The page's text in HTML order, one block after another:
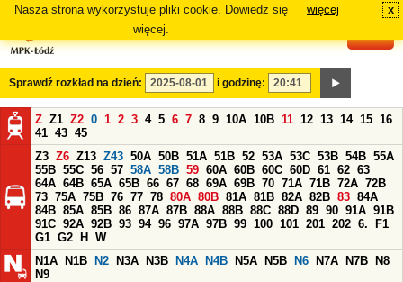
Nasza strona wykorzystuje pliki cookie. Dowiedz się
więcej.
więcej x
Sprawdź rozkład na dzień: i godzinę:
Z Z1 Z2 0 1 2 3 4 5 6 7 8 9 10A 10B 11 12 13 14 15 16
41 43 45
Z3 Z6 Z13 Z43 50A 50B 51A 51B 52 53A 53C 53B 54B 55A
55B 55C 56 57 58A 58B 59 60A 60B 60C 60D 61 62 63
64A 64B 65A 65B 66 67 68 69A 69B 70 71A 71B 72A 72B
73 75A 75B 76 77 78 80A 80B 81A 81B 82A 82B 83 84A
84B 85A 85B 86 87A 87B 88A 88B 88C 88D 89 90 91A 91B
91C 92A 92B 93 94 96 97A 97B 99 100 101 201 202 6.
F1
G1 G2 H
W
N1A
N1B N2 N3A N3B N4A N4B N5A N5B N6 N7A N7B
N8
N9